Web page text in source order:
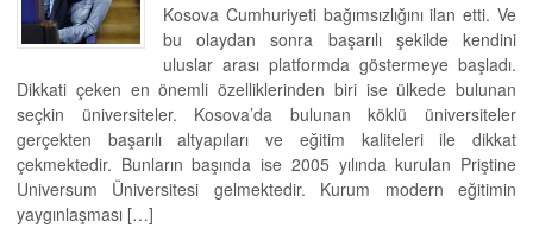
Kosova Cumhuriyeti bağımsızlığını ilan etti. Ve
bu olaydan sonra başarılı şekilde kendini
uluslar arası platformda göstermeye başladı.
Dikkati çeken en önemli özelliklerinden biri ise ülkede bulunan
seçkin üniversiteler. Kosova’da bulunan köklü üniversiteler
gerçekten başarılı altyapıları ve eğitim kaliteleri ile dikkat
çekmektedir. Bunların başında ise 2005 yılında kurulan Priştine
Universum Üniversitesi gelmektedir. Kurum modern eğitimin
yaygınlaşması […]